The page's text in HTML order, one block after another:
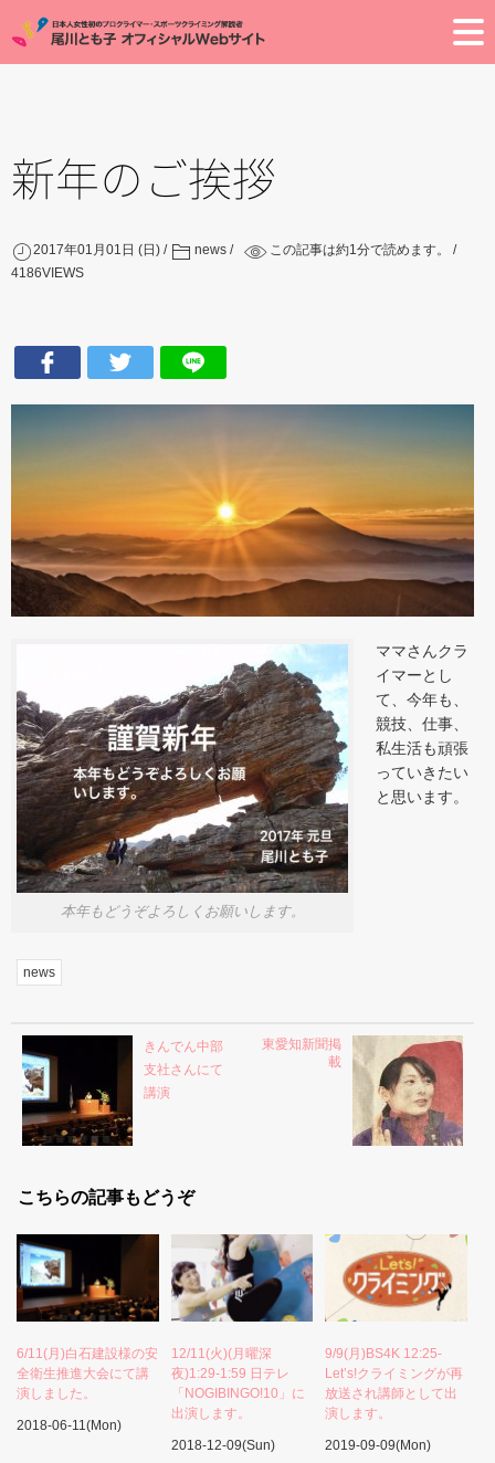
新年のご挨拶
2017年01月01日 (日) news この記事は約1分で読めます。
4186VIEWS
本年もどうぞよろしくお願いします。
ママさんクラ
イマーとし
て、今年も、
競技、仕事、
私生活も頑張
っていきたい
と思います。
news
きんでん中部
支社さんにて
講演
東愛知新聞掲
載
こちらの記事もどうぞ
6/11(月)白石建設様の安
全衛生推進大会にて講
演しました。
2018-06-11(Mon)
12/11(火)(月曜深
夜)1:29-1:59 日テレ
「NOGIBINGO!10」に
出演します。
2018-12-09(Sun)
9/9(月)BS4K 12:25-
Let’s!クライミングが再
放送され講師として出
演します。
2019-09-09(Mon)